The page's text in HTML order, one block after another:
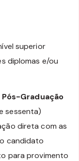
superior
diplomas e/ou
Graduação
sessenta)
direta com as
candidato
para provimento